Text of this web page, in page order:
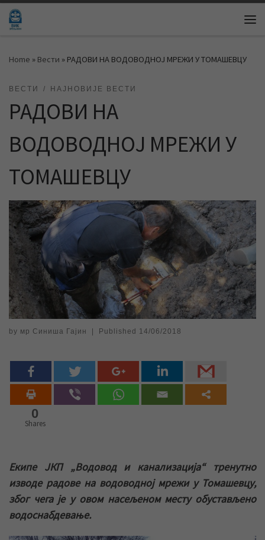
Skip to content
Home » Вести » РАДОВИ НА ВОДОВОДНОЈ МРЕЖИ У ТОМАШЕВЦУ
ВЕСТИ НАЈНОВИЈЕ ВЕСТИ
РАДОВИ НА
ВОДОВОДНОЈ МРЕЖИ У
ТОМАШЕВЦУ
by мр Синиша Гајин Published 14/06/2018
0
Shares
Екипе ЈКП „Водовод и канализација“ тренутно
изводе радове на водоводној мрежи у Томашевцу,
због чега је у овом насељеном месту обустављено
водоснабдевање.